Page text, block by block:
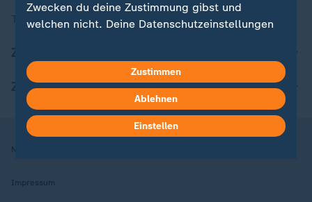
Themen im Überblick
ZDFheute Apps
Nutzungsbedingungen
Impressum
Zwecken du deine Zustimmung gibst und
welchen nicht. Deine Datenschutzeinstellungen
Hier findest du das Impressum.
Weitere Informationen findest du in unserer
Datenschutzerklärung.
Zustimmen
Ablehnen
Einstellen